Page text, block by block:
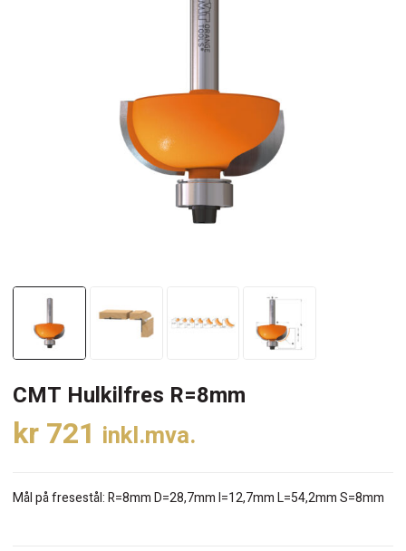
CMT Hulkilfres R=8mm
kr721 inkl.mva.
Mål på fresestål: R=8mm D=28,7mm I=12,7mm L=54,2mm S=8mm